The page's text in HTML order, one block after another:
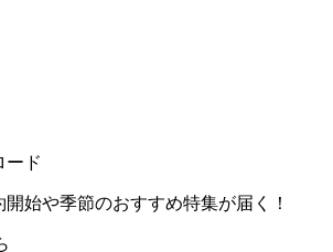
ード
始や季節のおすすめ特集が届く！